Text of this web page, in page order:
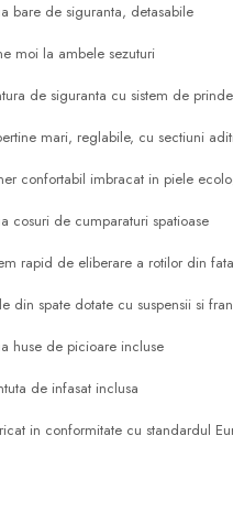
bare de siguranta, detasabile
moi la ambele sezuturi
de siguranta cu sistem de
mari, reglabile, cu sectiuni
confortabil imbracat in piele
cosuri de cumparaturi spatioase
rapid de eliberare a rotilor din
din spate dotate cu suspensii si
huse de picioare incluse
de infasat inclusa
in conformitate cu standardul